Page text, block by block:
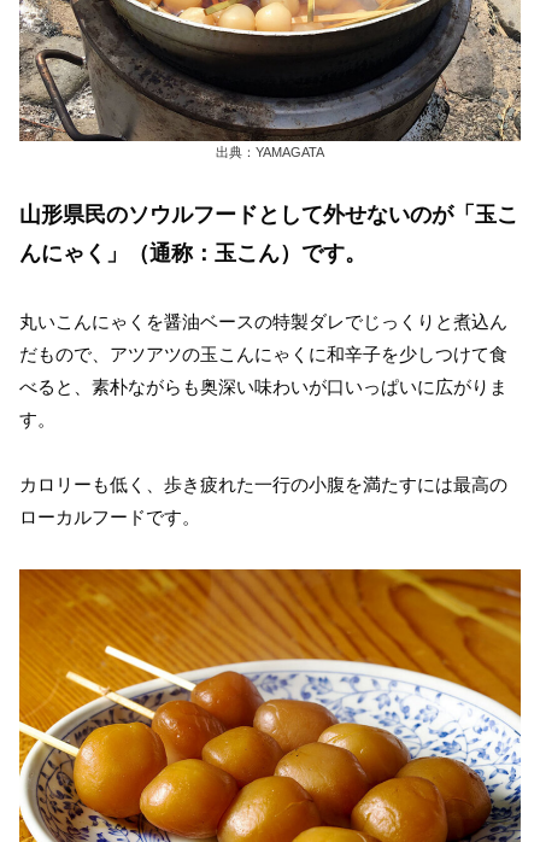
出典：YAMAGATA
山形県民のソウルフードとして外せないのが「玉こ
んにゃく」（通称：玉こん）です。
丸いこんにゃくを醤油ベースの特製ダレでじっくりと煮込ん
だもので、アツアツの玉こんにゃくに和辛子を少しつけて食
べると、素朴ながらも奥深い味わいが口いっぱいに広がりま
す。
カロリーも低く、歩き疲れた一行の小腹を満たすには最高の
ローカルフードです。